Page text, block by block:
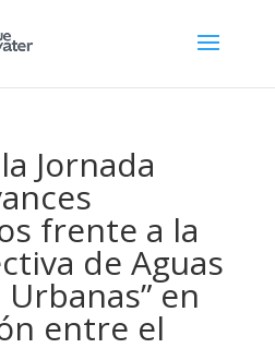
Jornada
frente a la
de Aguas
en
entre el